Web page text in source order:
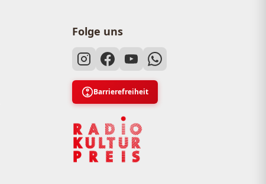
Folge uns
Barrierefreiheit